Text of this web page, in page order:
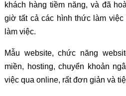
khách hàng tiềm năng, và đã
giờ tất cả các hình thức làm việc
làm việc.
Mẫu website, chức năng
miền, hosting, chuyển khoản
việc qua online, rất đơn giản và